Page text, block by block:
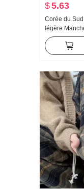
$5.63
Corée du
légère
Costume Été
Costume Sel
Matériel Top